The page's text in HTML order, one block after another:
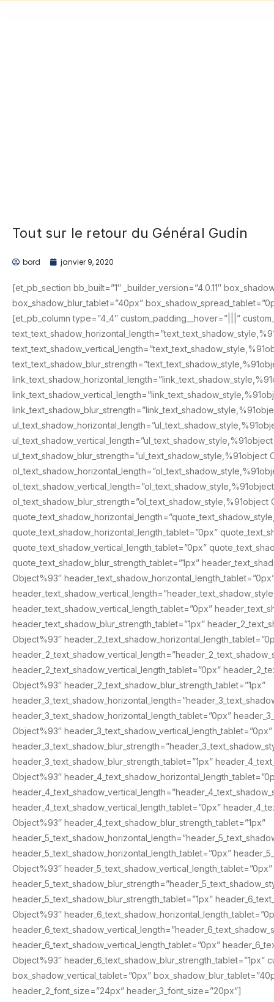
Tout sur le retour du Général Gudin
bord janvier 9, 2020
[et_pb_section bb_built=”1″ _builder_version=”4.0.11″
box_shadow_blur_tablet=”40px”
[et_pb_column type=”4_4″ custom_padding__hover=”|||”
ul_text_shadow_blur_strength=”ul_text_shadow_style,%91object
quote_text_shadow_horizontal_length_tablet=”0px”
quote_text_shadow_vertical_length_tablet=”0px”
quote_text_shadow_blur_strength_tablet=”1px”
Object%93″
header_text_shadow_vertical_length_tablet=”0px”
header_text_shadow_blur_strength_tablet=”1px”
Object%93″
header_2_text_shadow_vertical_length_tablet=”0px”
Object%93″ header_2_text_shadow_blur_strength_tablet=”1px”
header_3_text_shadow_horizontal_length_tablet=”0px”
Object%93″ header_3_text_shadow_vertical_length_tablet=”0px”
header_3_text_shadow_blur_strength_tablet=”1px”
Object%93″
header_4_text_shadow_vertical_length_tablet=”0px”
Object%93″ header_4_text_shadow_blur_strength_tablet=”1px”
header_5_text_shadow_horizontal_length_tablet=”0px”
Object%93″ header_5_text_shadow_vertical_length_tablet=”0px”
header_5_text_shadow_blur_strength_tablet=”1px”
Object%93″
header_6_text_shadow_vertical_length_tablet=”0px”
Object%93″
box_shadow_vertical_tablet=”0px”
header_2_font_size=”24px” header_3_font_size=”20px”]